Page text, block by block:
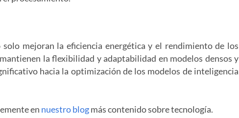
mejoran la eficiencia energética y el rendimiento de los
la flexibilidad y adaptabilidad en modelos densos y
hacia la optimización de los modelos de inteligencia
en nuestro blogmás contenido sobre tecnología.